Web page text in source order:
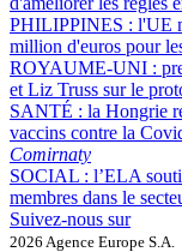
PHILIPPINES : l'UE
million d'euros pour
ROYAUME-UNI :
et Liz Truss sur le
SANTÉ : la Hongrie
vaccins contre la
Comirnaty
SOCIAL : l’ELA
membres dans le
Suivez-nous sur
2026 Agence Europe S.A.